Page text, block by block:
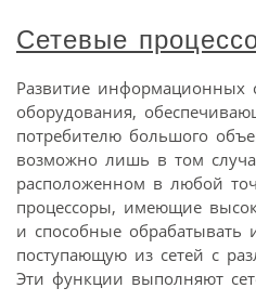
Сетевые
Развитие информационных
оборудования,
потребителю большого
возможно лишь в том
расположенном в любой
процессоры, имеющие
и способные обрабатывать
поступающую из сетей с
Эти функции выполняют